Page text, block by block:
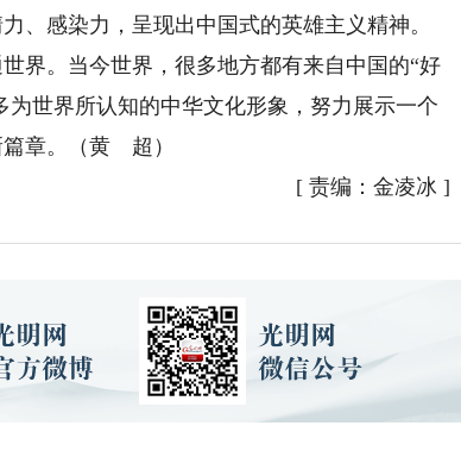
、感染力，呈现出中国式的英雄主义精神。
。当今世界，很多地方都有来自中国的“好
世界所认知的中华文化形象，努力展示一个
章。（黄 超）
[ 责编：金凌冰 ]